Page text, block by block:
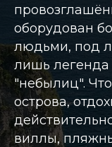
оборудован
людьми, под
лишь легенда
"небылиц".
острова,
виллы,